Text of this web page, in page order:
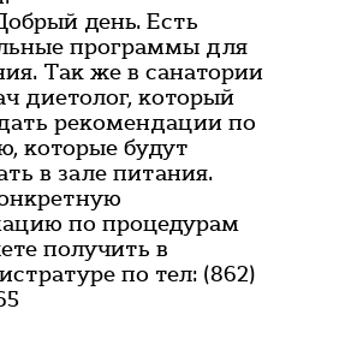
день. Есть
программы для
Так же в санатории
диетолог, который
рекомендации по
которые будут
в зале питания.
по процедурам
получить в
по тел: (862)